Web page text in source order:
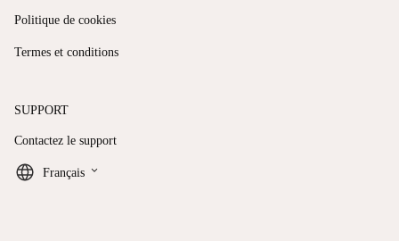
Politique de cookies
Termes et conditions
SUPPORT
Contactez le support
Français keyboard_arrow_down